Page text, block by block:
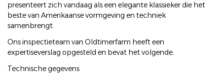
presenteert zich vandaag als een elegante klassieker die het
beste van Amerikaanse vormgeving en techniek
samenbrengt.
Ons inspectieteam van Oldtimerfarm heeft een
expertiseverslag opgesteld en bevat het volgende.
Technische gegevens